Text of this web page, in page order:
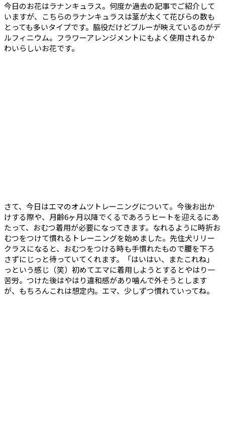
今日のお花はラナンキュラス。何度か過去の記事でご紹介して
いますが、こちらのラナンキュラスは茎が太くて花びらの数も
とっても多いタイプです。脇役だけどブルーが映えているのがデ
ルフィニウム。フラワーアレンジメントにもよく使用されるか
わいらしいお花です。
さて、今日はエマのオムツトレーニングについて。今後お出か
けする際や、月齢6ヶ月以降でくるであろうヒートを迎えるにあ
たって、おむつ着用が必要になってきます。なれるように時折お
むつをつけて慣れるトレーニングを始めました。先住犬リリー
クラスになると、おむつをつける時も手慣れたもので腰を下ろ
さずにじっと待っていてくれます。「はいはい、またこれね」
っという感じ（笑）初めてエマに着用しようとするとやはり一
苦労。つけた後はやはり違和感があり噛んで外そうとします
が、もちろんこれは想定内。エマ、少しずつ慣れていってね。